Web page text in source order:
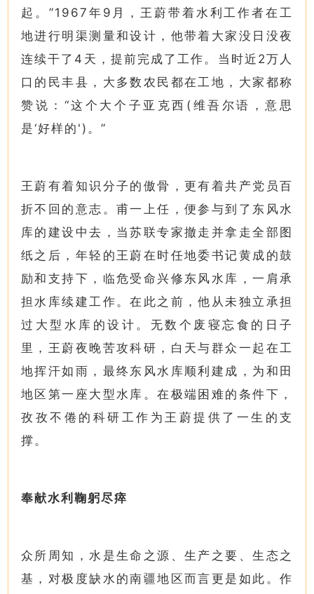
起。”1967年9月，王蔚带着水利工作者在工
地进行明渠测量和设计，他带着大家没日没夜
连续干了4天，提前完成了工作。当时近2万人
口的民丰县，大多数农民都在工地，大家都称
赞说：“这个大个子亚克西(维吾尔语，意思
是‘好样的')。”
王蔚有着知识分子的傲骨，更有着共产党员百
折不回的意志。甫一上任，便参与到了东风水
库的建设中去，当苏联专家撤走并拿走全部图
纸之后，年轻的王蔚在时任地委书记黄成的鼓
励和支持下，临危受命兴修东风水库，一肩承
担水库续建工作。在此之前，他从未独立承担
过大型水库的设计。无数个废寝忘食的日子
里，王蔚夜晚苦攻科研，白天与群众一起在工
地挥汗如雨，最终东风水库顺利建成，为和田
地区第一座大型水库。在极端困难的条件下，
孜孜不倦的科研工作为王蔚提供了一生的支
撑。
奉献水利鞠躬尽瘁
众所周知，水是生命之源、生产之要、生态之
基，对极度缺水的南疆地区而言更是如此。作